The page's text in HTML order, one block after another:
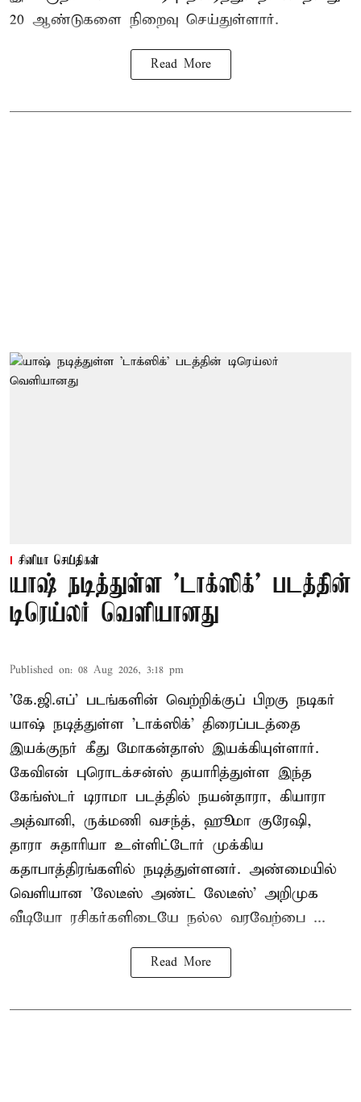
20 ஆண்டுகளை நிறைவு செய்துள்ளார்.
Read More
சினிமா செய்திகள்
யாஷ் நடித்துள்ள 'டாக்‌ஸிக்' படத்தின்
டிரெய்லர் வெளியானது
Published on: 08 Aug 2026, 3:18 pm
'கே.ஜி.எப்' படங்களின் வெற்றிக்குப் பிறகு நடிகர்
யாஷ் நடித்துள்ள 'டாக்ஸிக்' திரைப்படத்தை
இயக்குநர் கீது மோகன்தாஸ் இயக்கியுள்ளார்.
கேவிஎன் புரொடக்சன்ஸ் தயாரித்துள்ள இந்த
கேங்ஸ்டர் டிராமா படத்தில் நயன்தாரா, கியாரா
அத்வானி, ருக்மணி வசந்த், ஹூமா குரேஷி,
தாரா சுதாரியா உள்ளிட்டோர் முக்கிய
கதாபாத்திரங்களில் நடித்துள்ளனர். அண்மையில்
வெளியான 'லேடீஸ் அண்ட் லேடீஸ்' அறிமுக
வீடியோ ரசிகர்களிடையே நல்ல வரவேற்பை ...
Read More